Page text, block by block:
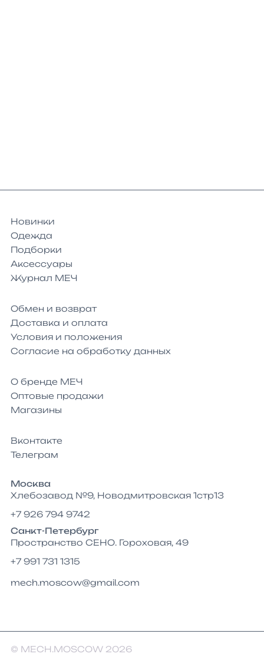
Новинки
Одежда
Подборки
Аксессуары
Журнал МЕЧ
Обмен и возврат
Доставка и оплата
Условия и положения
Согласие на обработку данных
О бренде МЕЧ
Оптовые продажи
Магазины
Вконтакте
Телеграм
Москва
Хлебозавод №9, Новодмитровская 1стр13
+7 926 794 9742
Санкт-Петербург
Пространство СЕНО. Гороховая, 49
+7 991 731 1315
mech.moscow@gmail.com
© MECH.MOSCOW 2026